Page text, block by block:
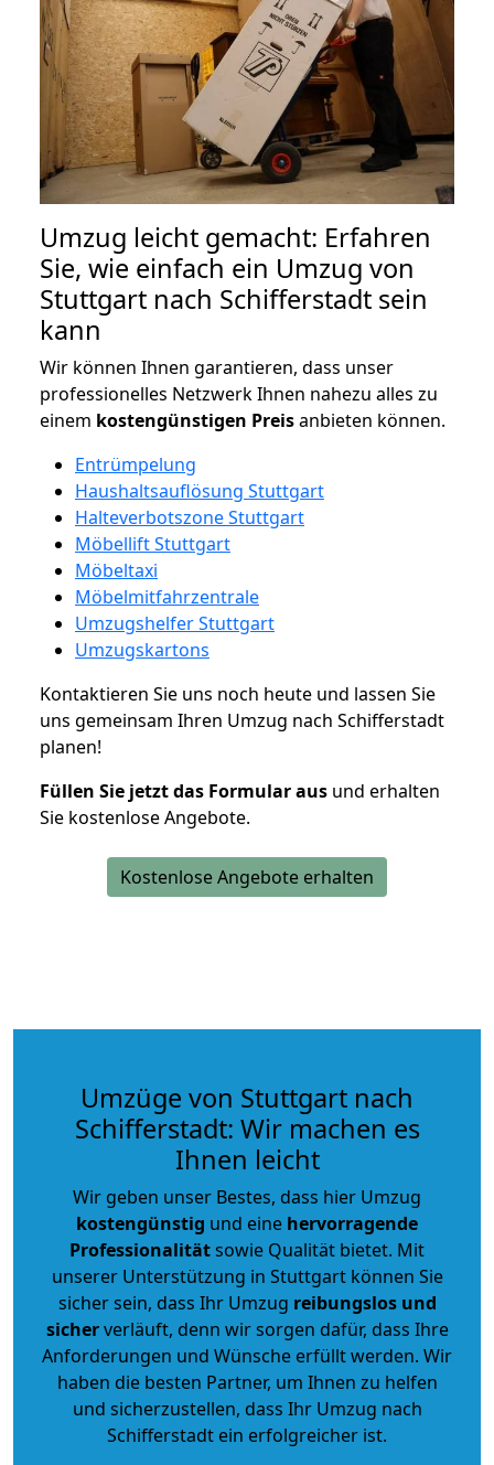
Umzug leicht gemacht: Erfahren
Sie, wie einfach ein Umzug von
Stuttgart nach Schifferstadt sein
kann
Wir können Ihnen garantieren, dass unser
professionelles Netzwerk Ihnen nahezu alles zu
einem kostengünstigen Preisanbieten können.
Entrümpelung
Haushaltsauflösung Stuttgart
Halteverbotszone Stuttgart
Möbellift Stuttgart
Möbeltaxi
Möbelmitfahrzentrale
Umzugshelfer Stuttgart
Umzugskartons
Kontaktieren Sie uns noch heute und lassen Sie
uns gemeinsam Ihren Umzug nach Schifferstadt
planen!
Füllen Sie jetzt das Formular aus und erhalten
Sie kostenlose Angebote.
Kostenlose Angebote erhalten
Umzüge von Stuttgart nach
Schifferstadt: Wir machen es
Ihnen leicht
Wir geben unser Bestes, dass hier Umzug
kostengünstig und eine hervorragende
Professionalitätsowie Qualität bietet. Mit
unserer Unterstützung in Stuttgart können Sie
sicher sein, dass Ihr Umzug reibungslos und
sicherverläuft, denn wir sorgen dafür, dass Ihre
Anforderungen und Wünsche erfüllt werden. Wir
haben die besten Partner, um Ihnen zu helfen
und sicherzustellen, dass Ihr Umzug nach
Schifferstadt ein erfolgreicher ist.